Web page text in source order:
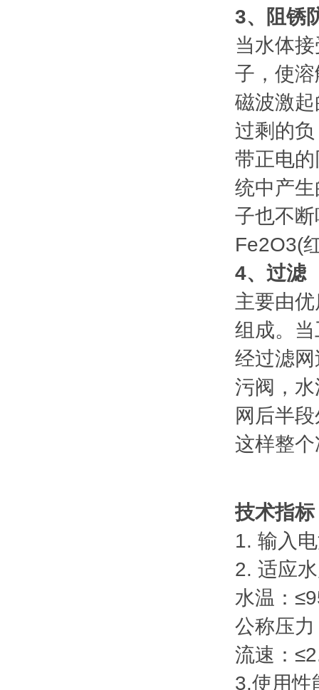
3、阻锈
当水体
子，使
磁波激
过剩的
带正电
统中产
子也不
Fe2O3(
4、过滤
主要由
组成。
经过滤
污阀，
网后半
这样整
技术指标
1. 输入
2. 适应
水温：
公称压
流速：
3.使用性